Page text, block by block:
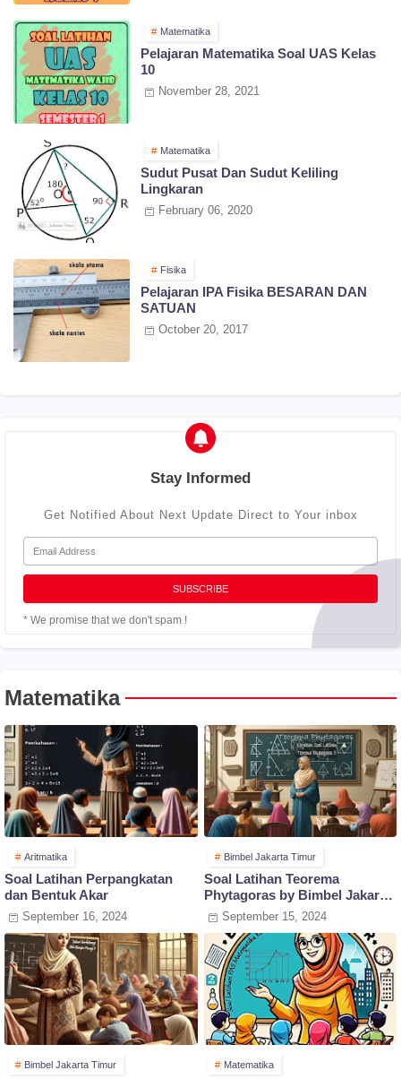
Matematika
Pelajaran Matematika Soal UAS Kelas
10
November 28, 2021
Matematika
Sudut Pusat Dan Sudut Keliling
Lingkaran
February 06, 2020
Fisika
Pelajaran IPA Fisika BESARAN DAN
SATUAN
October 20, 2017
Stay Informed
Get Notified About Next Update Direct to Your inbox
* We promise that we don't spam !
Matematika
Aritmatika
Soal Latihan Perpangkatan
dan Bentuk Akar
September 16, 2024
Bimbel Jakarta Timur
Soal Latihan Teorema
Phytagoras by Bimbel Jakarta
Timur
September 15, 2024
Bimbel Jakarta Timur Matematika